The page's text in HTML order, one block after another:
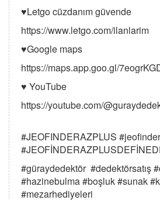
♥️Letgo cüzdanım güvende
https://www.letgo.com/ilanlarim
♥️Google maps
https://maps.app.goo.gl/
♥️ YouTube
https://youtube.com/
#JEOFINDERAZPLUS
#güraydedektör #dedektörsatış
#hazinebulma #boşluk #sunak
#mezarhediyeleri